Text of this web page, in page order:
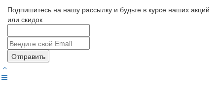
Подпишитесь на нашу рассылку и будьте в курсе наших акций
или скидок
Отправить